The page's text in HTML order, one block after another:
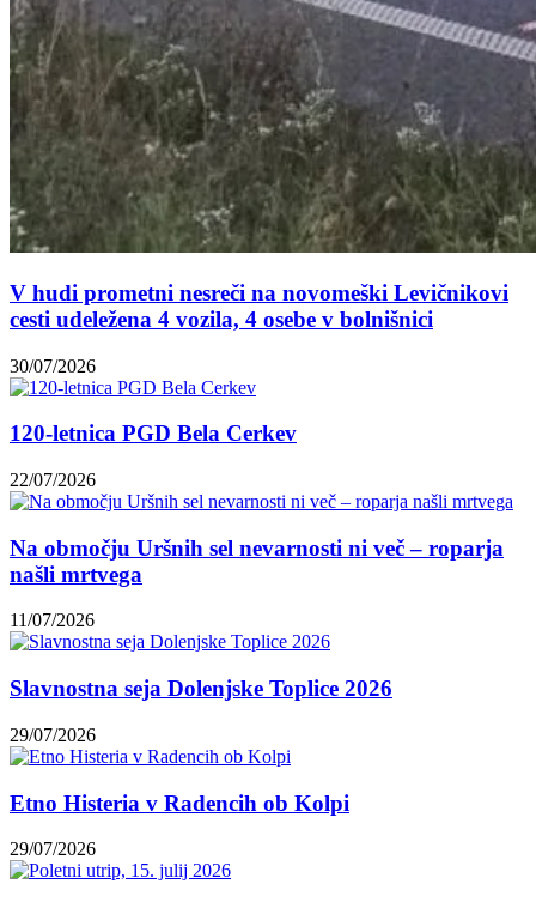
V hudi prometni nesreči na novomeški Levičnikovi
cesti udeležena 4 vozila, 4 osebe v bolnišnici
30/07/2026
120-letnica PGD Bela Cerkev
22/07/2026
Na območju Uršnih sel nevarnosti ni več – roparja
našli mrtvega
11/07/2026
Slavnostna seja Dolenjske Toplice 2026
29/07/2026
Etno Histeria v Radencih ob Kolpi
29/07/2026